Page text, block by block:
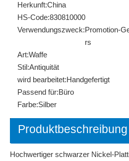
Herkunft:China
HS-Code:830810000
Verwendungszweck:Promotion-
rs
Art:Waffe
Stil:Antiquität
wird bearbeitet:Handgefertigt
Passend für:Büro
Farbe:Silber
Produktbeschreibung
Hochwertiger schwarzer Nickel-